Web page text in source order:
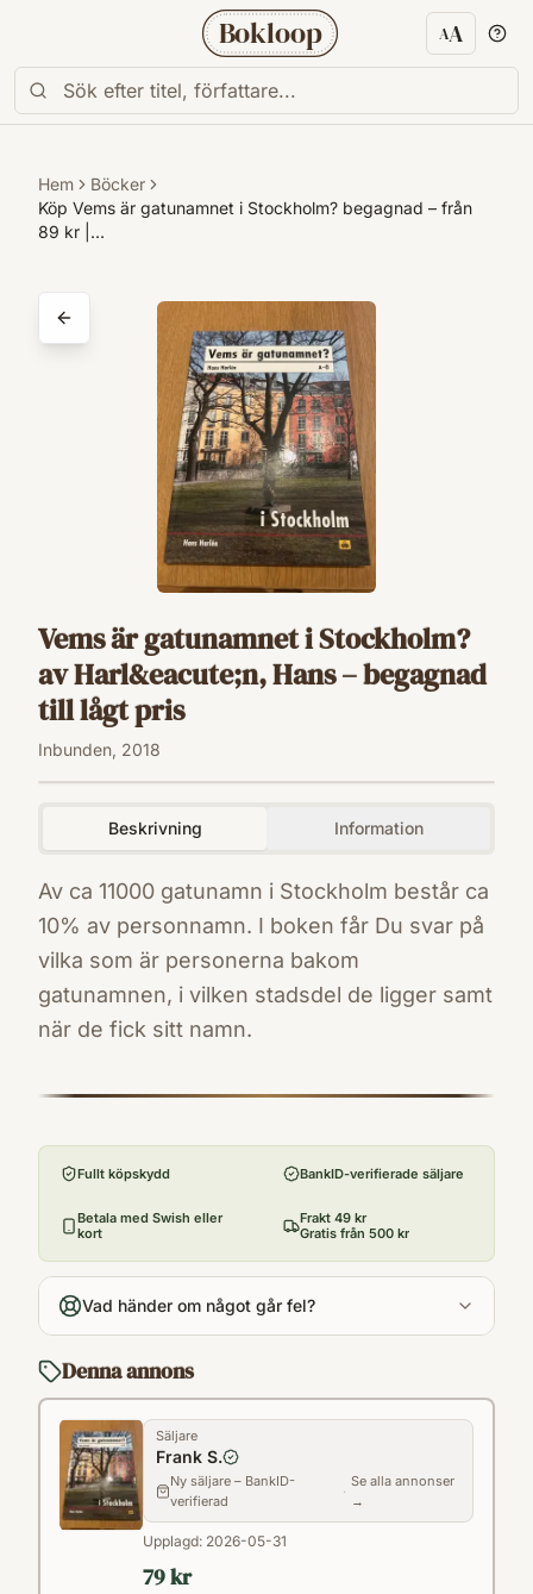
Bokloop AA
Hem
Böcker
Köp Vems är gatunamnet i Stockholm? begagnad – från
89 kr |…
Vems är gatunamnet i Stockholm?
av Harl&eacute;n, Hans – begagnad
till lågt pris
Inbunden, 2018
Beskrivning Information
Av ca 11000 gatunamn i Stockholm består ca
10% av personnamn. I boken får Du svar på
vilka som är personerna bakom
gatunamnen, i vilken stadsdel de ligger samt
när de fick sitt namn.
9789187695803
Trafik-nostalgiska förlaget
Utgivningsår
2018
Antal sidor
112
Språk
Format
Inbunden
Fullt köpskydd BankID-verifierade säljare
Betala med Swish eller
kort
Frakt 49 kr
Gratis från 500 kr
Vad händer om något går fel?
Denna annons
Säljare
Frank S.
Ny säljare – BankID-
verifierad
·
Se alla annonser
→
Upplagd: 2026-05-31
79 kr